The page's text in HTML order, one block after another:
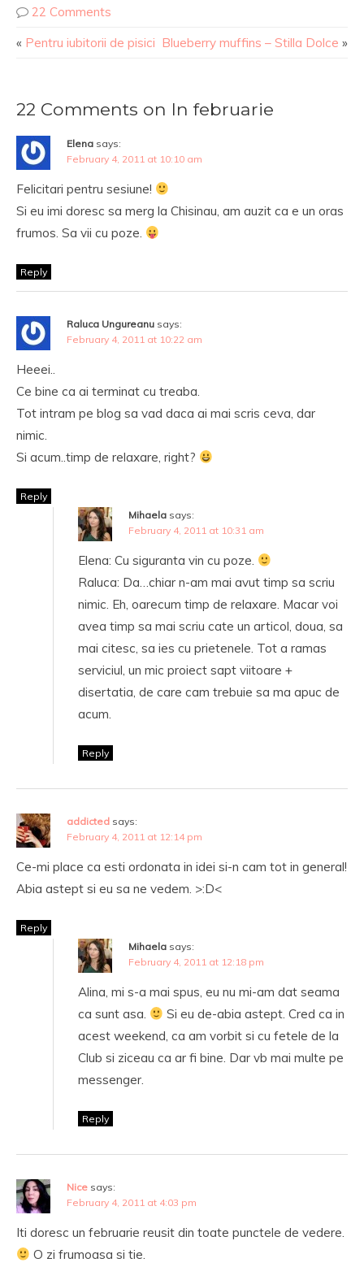
22 Comments
« Pentru iubitorii de pisici Blueberry muffins – Stilla Dolce »
22 Comments on In februarie
Elena says:
February 4, 2011 at 10:10 am
Felicitari pentru sesiune!
Si eu imi doresc sa merg la Chisinau, am auzit ca e un oras
frumos. Sa vii cu poze.
Reply
Raluca Ungureanu says:
February 4, 2011 at 10:22 am
Heeei..
Ce bine ca ai terminat cu treaba.
Tot intram pe blog sa vad daca ai mai scris ceva, dar
nimic.
Si acum..timp de relaxare, right?
Reply
Mihaela says:
February 4, 2011 at 10:31 am
Elena: Cu siguranta vin cu poze.
Raluca: Da…chiar n-am mai avut timp sa scriu
nimic. Eh, oarecum timp de relaxare. Macar voi
avea timp sa mai scriu cate un articol, doua, sa
mai citesc, sa ies cu prietenele. Tot a ramas
serviciul, un mic proiect sapt viitoare +
disertatia, de care cam trebuie sa ma apuc de
acum.
Reply
addicted says:
February 4, 2011 at 12:14 pm
Ce-mi place ca esti ordonata in idei si-n cam tot in general!
Abia astept si eu sa ne vedem. >:D<
Reply
Mihaela says:
February 4, 2011 at 12:18 pm
Alina, mi s-a mai spus, eu nu mi-am dat seama
ca sunt asa.
Si eu de-abia astept. Cred ca in
acest weekend, ca am vorbit si cu fetele de la
Club si ziceau ca ar fi bine. Dar vb mai multe pe
messenger.
Reply
Nice says:
February 4, 2011 at 4:03 pm
Iti doresc un februarie reusit din toate punctele de vedere.
O zi frumoasa si tie.